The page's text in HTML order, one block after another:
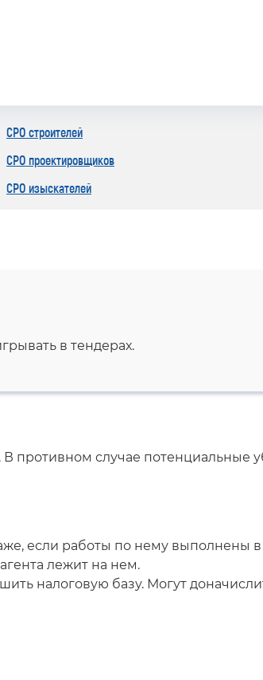
СРО строителей
СРО проектировщиков
СРО изыскателей
в тендерах.
противном случае потенциальные
если работы по нему выполнены
лежит на нем.
налоговую базу. Могут